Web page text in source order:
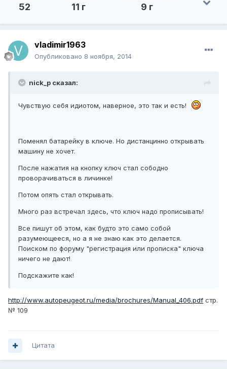
52 11 г 9 г
vladimir1963
Опубликовано 8 ноября, 2014
nick_p сказал:
Чувствую себя идиотом, наверное, это так и есть!
Поменял батарейку в ключе. Но дистанцинно открывать
машину не хочет.
После нажатия на кнопку ключ стал сободно
проворачиваться в личинке!
Потом опять стал открывать.
Много раз встречал здесь, что ключ надо прописывать!
Все пишут об этом, как будто это само собой
разумеющееся, но а я не знаю как это делается.
Поиском по форуму "регистрация или прописка" ключа
ничего не дают!
Подскажите как!
http://www.autopeugeot.ru/media/brochures/Manual_406.pdf стр.
№ 109
Цитата